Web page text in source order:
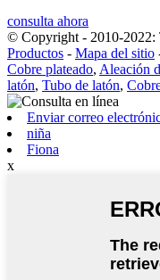
consulta ahora
© Copyright - 2010-2022:
Productos - Mapa del sitio
Cobre plateado, Aleación
latón, Tubo de latón,
Enviar correo
niña
Fiona
x